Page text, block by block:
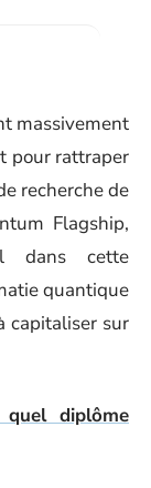
massivement
pour rattraper
recherche de
Flagship,
dans cette
quantique
capitaliser sur
quel diplôme